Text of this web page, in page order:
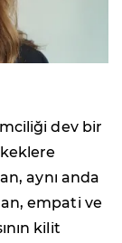
dev bir
aynı anda
empati ve
kilit